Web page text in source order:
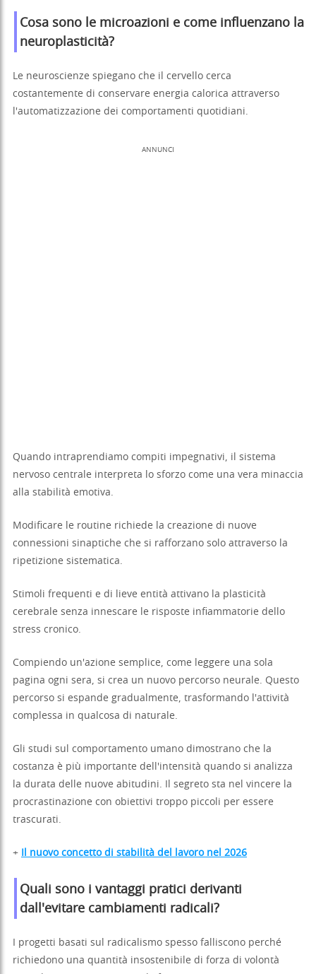
Cosa sono le microazioni e come influenzano la
neuroplasticità?
Le neuroscienze spiegano che il cervello cerca
costantemente di conservare energia calorica attraverso
l'automatizzazione dei comportamenti quotidiani.
ANNUNCI
Quando intraprendiamo compiti impegnativi, il sistema
nervoso centrale interpreta lo sforzo come una vera minaccia
alla stabilità emotiva.
Modificare le routine richiede la creazione di nuove
connessioni sinaptiche che si rafforzano solo attraverso la
ripetizione sistematica.
Stimoli frequenti e di lieve entità attivano la plasticità
cerebrale senza innescare le risposte infiammatorie dello
stress cronico.
Compiendo un'azione semplice, come leggere una sola
pagina ogni sera, si crea un nuovo percorso neurale. Questo
percorso si espande gradualmente, trasformando l'attività
complessa in qualcosa di naturale.
Gli studi sul comportamento umano dimostrano che la
costanza è più importante dell'intensità quando si analizza
la durata delle nuove abitudini. Il segreto sta nel vincere la
procrastinazione con obiettivi troppo piccoli per essere
trascurati.
+ Il nuovo concetto di stabilità del lavoro nel 2026
Quali sono i vantaggi pratici derivanti
dall'evitare cambiamenti radicali?
I progetti basati sul radicalismo spesso falliscono perché
richiedono una quantità insostenibile di forza di volontà